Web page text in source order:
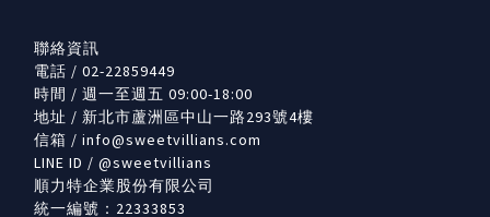
聯絡資訊
電話 / 02-22859449
時間 / 週一至週五 09:00-18:00
地址 / 新北市蘆洲區中山一路293號4樓
信箱 / info@sweetvillians.com
LINE ID / @sweetvillians
順力特企業股份有限公司
統一編號：22333853